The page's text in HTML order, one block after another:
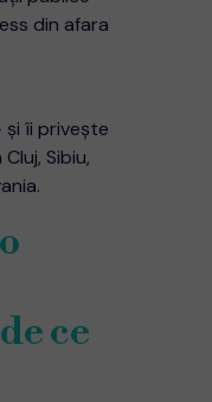
din afara
și îi privește
Sibiu,
ce